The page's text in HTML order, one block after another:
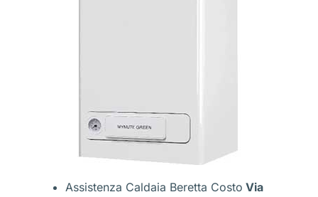
Assistenza Caldaia Beretta Costo Via